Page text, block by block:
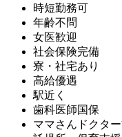
時短勤務可
年齢不問
女医歓迎
社会保険完備
寮・社宅あり
高給優遇
駅近く
歯科医師国保
ママさんドクタ